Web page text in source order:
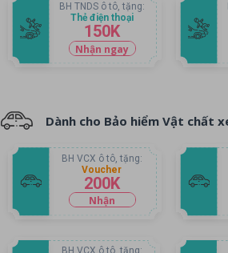
Thẻ điện thoại
150K
BH TNDS ô tô, tặng:
Nhận ngay
Dành cho Bảo hiểm Vật chất
Voucher
200K
BH VCX ô tô, tặng:
Nhận